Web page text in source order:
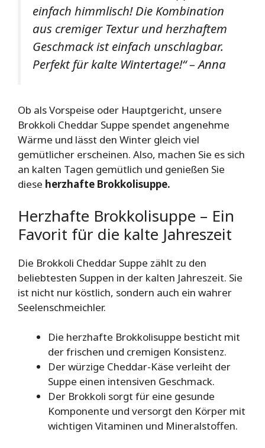
einfach himmlisch! Die Kombination
aus cremiger Textur und herzhaftem
Geschmack ist einfach unschlagbar.
Perfekt für kalte Wintertage!“ – Anna
Ob als Vorspeise oder Hauptgericht, unsere
Brokkoli Cheddar Suppe spendet angenehme
Wärme und lässt den Winter gleich viel
gemütlicher erscheinen. Also, machen Sie es sich
an kalten Tagen gemütlich und genießen Sie
diese herzhafte Brokkolisuppe.
Herzhafte Brokkolisuppe – Ein
Favorit für die kalte Jahreszeit
Die Brokkoli Cheddar Suppe zählt zu den
beliebtesten Suppen in der kalten Jahreszeit. Sie
ist nicht nur köstlich, sondern auch ein wahrer
Seelenschmeichler.
Die herzhafte Brokkolisuppe besticht mit
der frischen und cremigen Konsistenz.
Der würzige Cheddar-Käse verleiht der
Suppe einen intensiven Geschmack.
Der Brokkoli sorgt für eine gesunde
Komponente und versorgt den Körper mit
wichtigen Vitaminen und Mineralstoffen.